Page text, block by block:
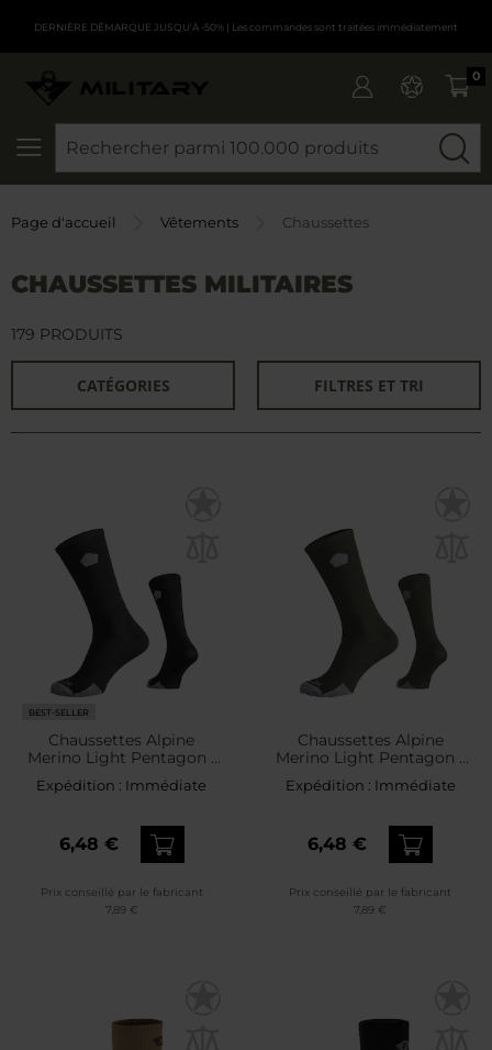
DERNIÈRE DÉMARQUE JUSQU'À -50% | Les commandes sont traitées immédiatement
0
Page d'accueil Vêtements Chaussettes
CHAUSSETTES MILITAIRES
CATÉGORIES FILTRES ET TRI
179 PRODUITS
BEST-SELLER
Chaussettes Alpine
Merino Light Pentagon -
Expédition : Immédiate
6,48 €
Prix conseillé par le fabricant
7,89 €
Chaussettes Alpine
Merino Light Pentagon -
Expédition : Immédiate
6,48 €
Prix conseillé par le fabricant
7,89 €